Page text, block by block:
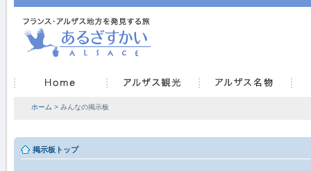
ホーム > みんなの掲示板
掲示板トップ